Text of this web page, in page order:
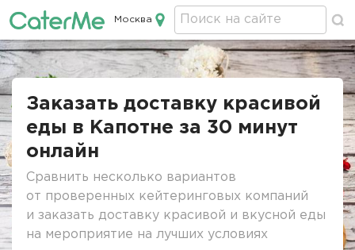
Кейтеринг в Москве
Москва
Строка
Заказать доставку красивой
еды в Капотне за 30 минут
онлайн
Сравнить несколько вариантов
от проверенных кейтеринговых компаний
и заказать доставку красивой и вкусной еды
на мероприятие на лучших условиях